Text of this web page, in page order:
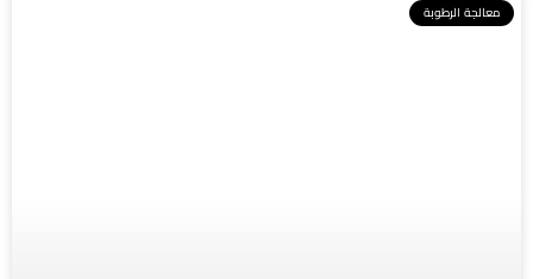
معالجة الرطوبة